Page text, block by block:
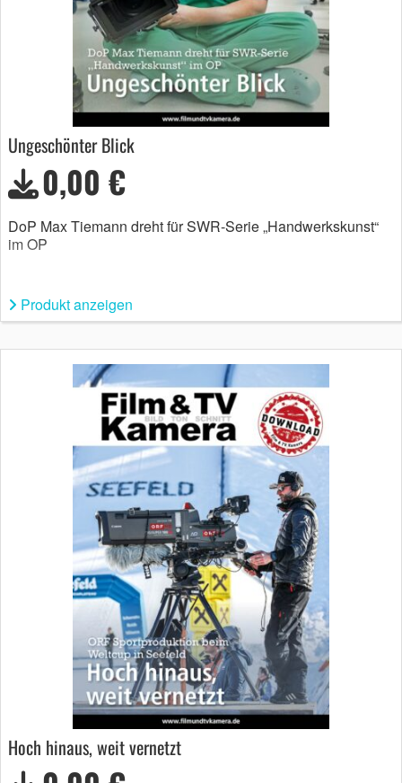
Ungeschönter Blick
0,00 €
DoP Max Tiemann dreht für SWR-Serie „Handwerkskunst“
im OP
Produkt anzeigen
Hoch hinaus, weit vernetzt